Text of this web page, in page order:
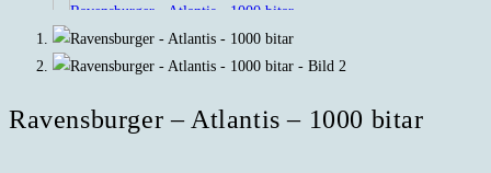
Ravensburger – Atlantis – 1000 bitar